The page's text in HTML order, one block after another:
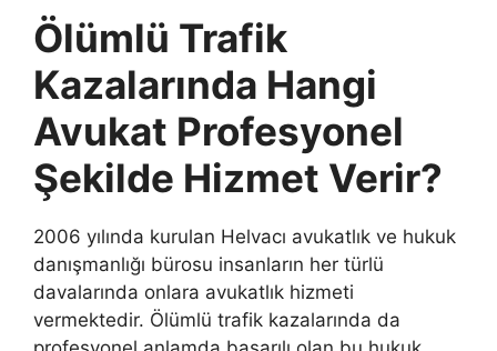
Ölümlü Trafik
Kazalarında Hangi
Avukat Profesyonel
Şekilde Hizmet Verir?
2006 yılında kurulan Helvacı avukatlık ve hukuk
danışmanlığı bürosu insanların her türlü
davalarında onlara avukatlık hizmeti
vermektedir. Ölümlü trafik kazalarında da